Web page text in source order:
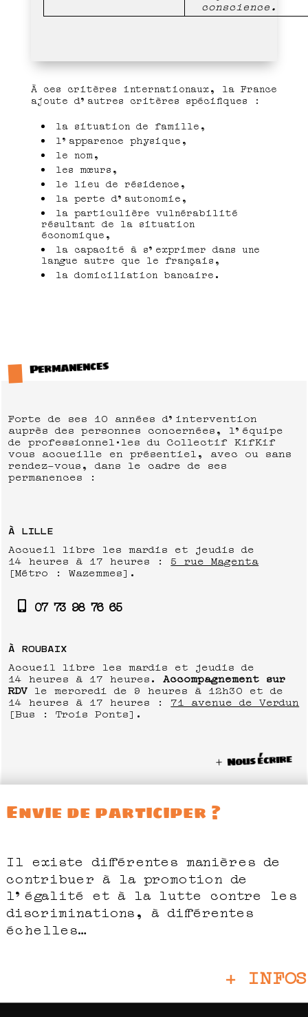
conscience.
À ces critères internationaux, la France
ajoute d’autres critères spécifiques :
la situation de famille,
l’apparence physique,
le nom,
les mœurs,
le lieu de résidence,
la perte d’autonomie,
la particulière vulnérabilité
résultant de la situation
économique,
la capacité à s’exprimer dans une
langue autre que le français,
la domiciliation bancaire.
Permanences
Forte de ses 10 années d’intervention
auprès des personnes concernées, l’équipe
de professionnel·les du Collectif KifKif
vous accueille en présentiel, avec ou sans
rendez-vous, dans le cadre de ses
permanences :
À LILLE
Accueil libre les mardis et jeudis de
14 heures à 17 heures : 5 rue Magenta
[Métro : Wazemmes].
07 73 98 76 65
À ROUBAIX
Accueil libre les mardis et jeudis de
14 heures à 17 heures. Accompagnement sur
RDV le mercredi de 9 heures à 12h30 et de
14 heures à 17 heures : 71 avenue de Verdun
[Bus : Trois Ponts].
Nous écrire
Envie de participer ?
Il existe différentes manières de
contribuer à la promotion de
l’égalité et à la lutte contre les
discriminations, à différentes
échelles…
+ INFOS